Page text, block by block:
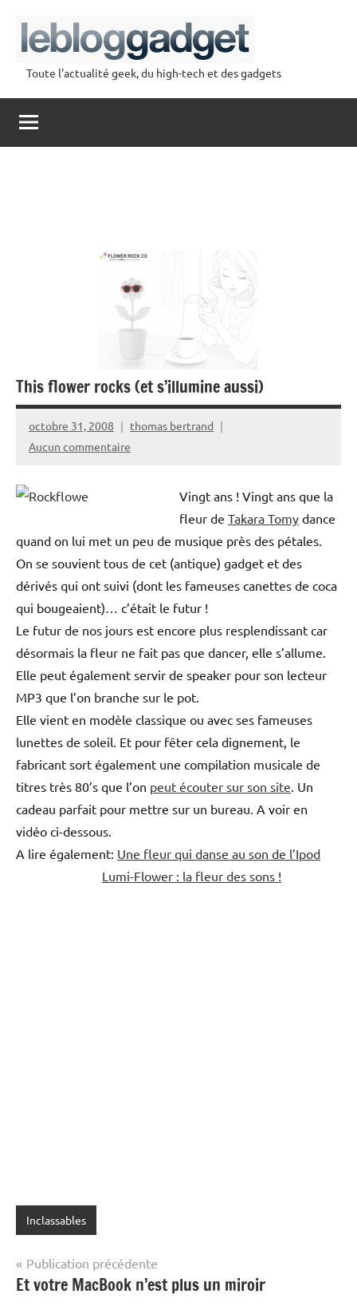
contenu
lebloggadget
Toute l'actualité geek, du high-tech et des gadgets
This flower rocks (et s’illumine aussi)
octobre 31, 2008
thomas bertrand
Aucun commentaire
Vingt ans ! Vingt ans que la
fleur de Takara Tomy dance
quand on lui met un peu de musique près des pétales.
On se souvient tous de cet (antique) gadget et des
dérivés qui ont suivi (dont les fameuses canettes de coca
qui bougeaient)… c’était le futur !
Le futur de nos jours est encore plus resplendissant car
désormais la fleur ne fait pas que dancer, elle s’allume.
Elle peut également servir de speaker pour son lecteur
MP3 que l’on branche sur le pot.
Elle vient en modèle classique ou avec ses fameuses
lunettes de soleil. Et pour fêter cela dignement, le
fabricant sort également une compilation musicale de
titres très 80’s que l’on peut écouter sur son site . Un
cadeau parfait pour mettre sur un bureau. A voir en
vidéo ci-dessous.
A lire également: Une fleur qui danse au son de l’Ipod
Lumi-Flower : la fleur des sons !
Inclassables
Navigation
de
Publication précédente
Et votre MacBook n’est plus un miroir